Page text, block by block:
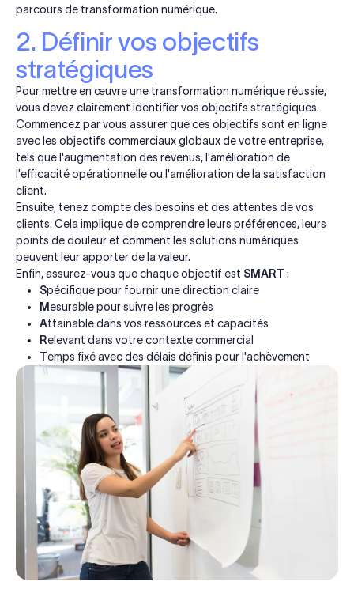
parcours de transformation numérique.
2. Définir vos objectifs
stratégiques
Pour mettre en œuvre une transformation numérique réussie,
vous devez clairement identifier vos objectifs stratégiques.
Commencez par vous assurer que ces objectifs sont en ligne
avec les objectifs commerciaux globaux de votre entreprise,
tels que l'augmentation des revenus, l'amélioration de
l'efficacité opérationnelle ou l'amélioration de la satisfaction
client.
Ensuite, tenez compte des besoins et des attentes de vos
clients. Cela implique de comprendre leurs préférences, leurs
points de douleur et comment les solutions numériques
peuvent leur apporter de la valeur.
Enfin, assurez-vous que chaque objectif est SMART :
Spécifique pour fournir une direction claire
Mesurable pour suivre les progrès
Attainable dans vos ressources et capacités
Relevant dans votre contexte commercial
Temps fixé avec des délais définis pour l'achèvement